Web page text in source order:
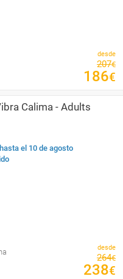
desde
207€
186€
Calima - Adults
el 10 de agosto
desde
264€
238€